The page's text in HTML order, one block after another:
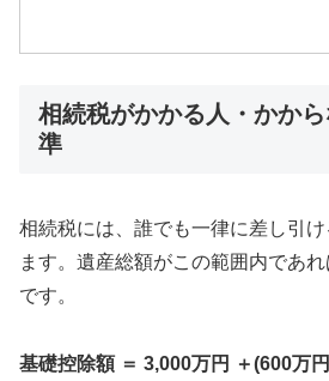
相続税がかかる人・かか
準
相続税には、誰でも一律に差し引
ます。遺産総額がこの範囲内であ
です。
基礎控除額 ＝ 3,000万円 ＋(600万